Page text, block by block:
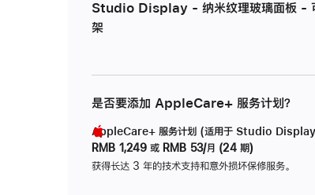
Studio Display - 纳米纹理玻璃面板 -
架
是否要添加 AppleCare+ 服务计划？
AppleCare+ 服务计划 (适用于 Studio
RMB 1,249 或 RMB 53/月 (24 期)
获得长达 3 年的技术支持和意外损坏保修服务。